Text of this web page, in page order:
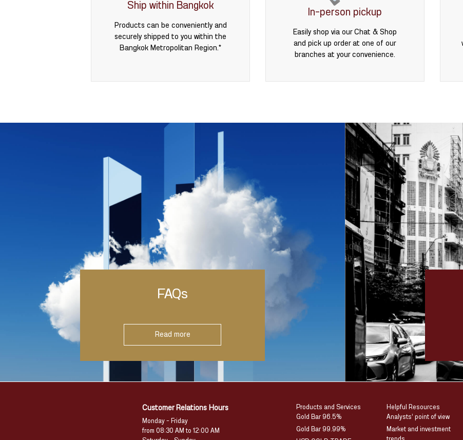
Ship within Bangkok
Products can be conveniently and
securely shipped to you within the
Bangkok Metropolitan Region.*
In-person pickup
Easily shop via our Chat & Shop
and pick up order at one of our
branches at your convenience.
FAQs
Read more
Customer Relations Hours
Monday – Friday
from 08:30 AM to 12:00 AM
Products and Services
Gold Bar 96.5%
Gold Bar 99.99%
Helpful Resources
Analysts’ point of view
Market and investment